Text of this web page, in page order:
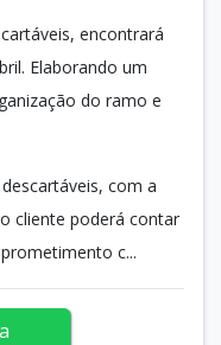
encontrará
Elaborando um
do ramo e
com a
cliente poderá contar
c...